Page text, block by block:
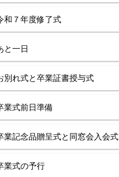
７年度修了式
一日
れ式と卒業証書授与式
式前日準備
記念品贈呈式と同窓会入会式
式の予行